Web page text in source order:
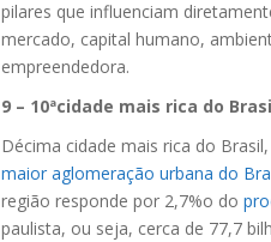
pilares que influenciam
mercado, capital humano,
empreendedora.
9 – 10ªcidade mais rica do
Décima cidade mais rica do
maior aglomeração urbana do
região responde por 2,7%o do
paulista, ou seja, cerca de 77,7